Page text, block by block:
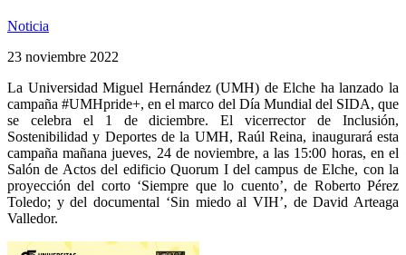
Noticia
23 noviembre 2022
La Universidad Miguel Hernández (UMH) de Elche ha lanzado la
campaña #UMHpride+, en el marco del Día Mundial del SIDA, que
se celebra el 1 de diciembre. El vicerrector de Inclusión,
Sostenibilidad y Deportes de la UMH, Raúl Reina, inaugurará esta
campaña mañana jueves, 24 de noviembre, a las 15:00 horas, en el
Salón de Actos del edificio Quorum I del campus de Elche, con la
proyección del corto ‘Siempre que lo cuento’, de Roberto Pérez
Toledo; y del documental ‘Sin miedo al VIH’, de David Arteaga
Valledor.